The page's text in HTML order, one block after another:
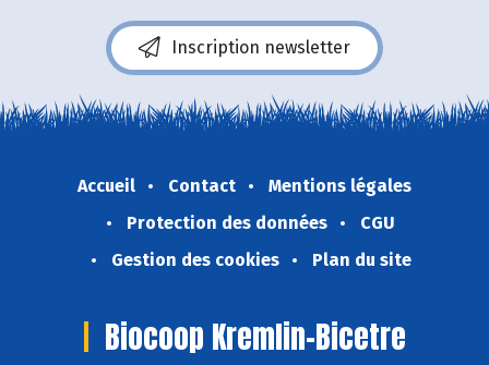
Inscription newsletter
Accueil Contact
Mentions légales
Protection des données
CGU
Gestion des cookies
Plan du site
Biocoop Kremlin-Bicetre